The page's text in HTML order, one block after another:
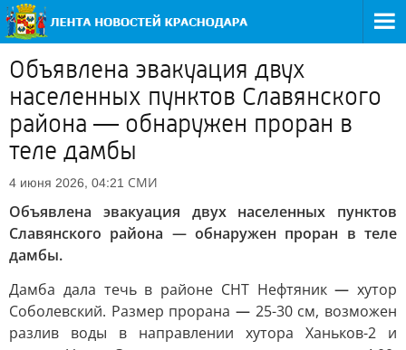
Объявлена эвакуация двух
населенных пунктов Славянского
района — обнаружен проран в
теле дамбы
4 июня 2026, 04:21 СМИ
Объявлена эвакуация двух населенных пунктов
Славянского района — обнаружен проран в теле
дамбы.
Дамба дала течь в районе СНТ Нефтяник— хутор
Соболевский. Размер прорана — 25-30 см, возможен
разлив воды в направлении хутора Ханьков-2 и